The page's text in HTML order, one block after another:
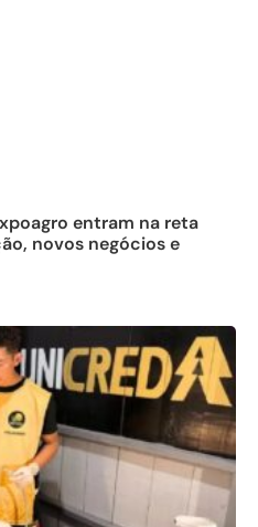
entram na reta
novos negócios e